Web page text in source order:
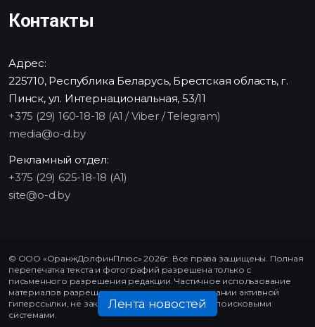
Контакты
Адрес:
225710, Республика Беларусь, Брестская область, г.
Пинск, ул. Интернациональная, 53/11
+375 (29) 160-18-18 (A1 / Viber / Telegram)
media@o-d.by
Рекламный отдел:
+375 (29) 625-18-18 (A1)
site@o-d.by
© ООО «ОранжДолфинПлюс» 2026г. Все права защищены. Полная
перепечатка текста и фотографий разрешена только с
письменного разрешения редакции. Частичное использование
материалов разрешено только при использовании активной
гиперссылки, не закрытой от индексирования поисковыми
системами.
Лента новостей